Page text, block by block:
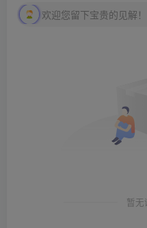
欢迎您留下宝贵的见解！
暂无